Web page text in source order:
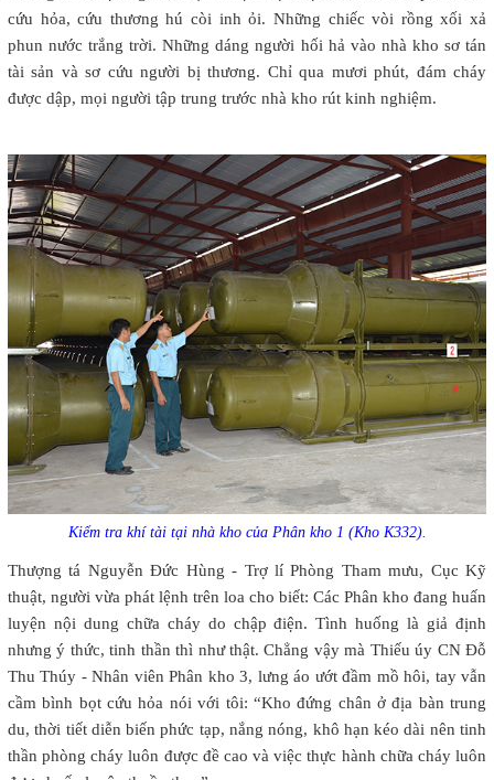
cứu hỏa, cứu thương hú còi inh ỏi. Những chiếc vòi rồng xối xả
phun nước trắng trời. Những dáng người hối hả vào nhà kho sơ tán
tài sản và sơ cứu người bị thương. Chỉ qua mươi phút, đám cháy
được dập, mọi người tập trung trước nhà kho rút kinh nghiệm.
Kiểm tra khí tài tại nhà kho của Phân kho 1 (Kho K332).
Thượng tá Nguyễn Đức Hùng - Trợ lí Phòng Tham mưu, Cục Kỹ
thuật, người vừa phát lệnh trên loa cho biết: Các Phân kho đang huấn
luyện nội dung chữa cháy do chập điện. Tình huống là giả định
nhưng ý thức, tinh thần thì như thật. Chẳng vậy mà Thiếu úy CN Đỗ
Thu Thúy - Nhân viên Phân kho 3, lưng áo ướt đầm mồ hôi, tay vẫn
cầm bình bọt cứu hỏa nói với tôi: “Kho đứng chân ở địa bàn trung
du, thời tiết diễn biến phức tạp, nắng nóng, khô hạn kéo dài nên tinh
thần phòng cháy luôn được đề cao và việc thực hành chữa cháy luôn